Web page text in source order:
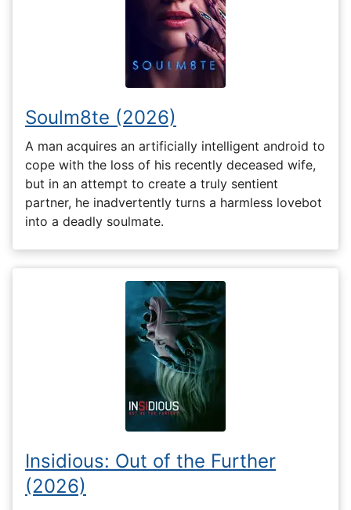
Soulm8te (2026)
A man acquires an artificially intelligent android to
cope with the loss of his recently deceased wife,
but in an attempt to create a truly sentient
partner, he inadvertently turns a harmless lovebot
into a deadly soulmate.
Insidious: Out of the Further
(2026)